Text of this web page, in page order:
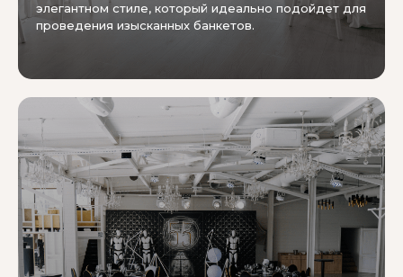
элегантном стиле, который идеально подойдет для
проведения изысканных банкетов.